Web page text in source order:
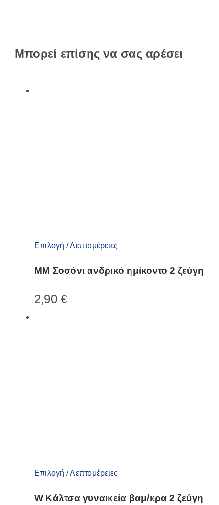
Μπορεί επίσης να σας αρέσει
Επιλογή Αυτό
προϊόν
πολλαπλές
/Λεπτομέρειες
ΜΜ Σοσόνι ανδρικό ημίκοντο 2 ζεύγη
2,90€
Επιλογή Αυτό
προϊόν
/Λεπτομέρειες
W Κάλτσα γυναικεία βαμ/κρα 2 ζεύγη